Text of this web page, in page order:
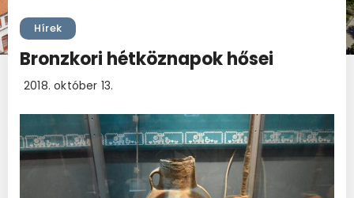
Hírek
Bronzkori hétköznapok hősei
2018. október 13.